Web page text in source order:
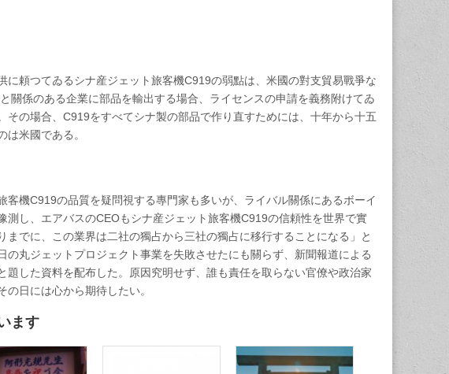
頼つてゐるシナ産ジェット旅客機C919の弱點は、米國の對支貿易戰爭な
關係のある企業に部品を輸出する場合、ライセンスの申請を義務附けてゐ
の場合、C919をすべてシナ製の部品で作り直すためには、十年から十五
は米國である。
機C919の品質を疑問視する專門家も多いが、ライバル關係にあるボーイ
し、エアバスのCEOもシナ産ジェット旅客機C919の信頼性を世界で實
でに、この業界は二社の獨占から三社の獨占に移行することになる」と
丸ジェットプロジェクト事業を失敗させたにも關らず、新聞報道による
した資料を配布した。原因究明せず、誰も責任を取らない官僚や政治家
の日には心から期待したい。
ます